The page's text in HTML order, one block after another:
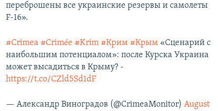
переброшены все украинские резервы и самолеты
F-16».
#Crimea #Crimée #Krim #Крим #Крым «Сценарий с
наибольшим потенциалом»: после Курска Украина
может высадиться в Крыму? -
https://t.co/CZld5Sd1dF
— Александр Виноградов (@CrimeaMonitor) August